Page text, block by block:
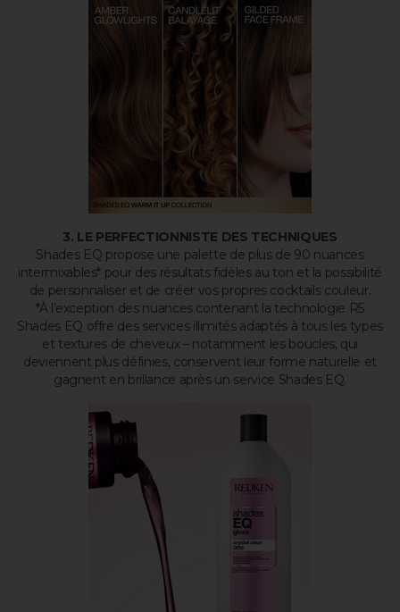
3. LE PERFECTIONNISTE DES TECHNIQUES
Shades EQ propose une palette de plus de 90 nuances
intermixables* pour des résultats fidèles au ton et la possibilité
de personnaliser et de créer vos propres cocktails couleur.
*À l’exception des nuances contenant la technologie R5
Shades EQ offre des services illimités adaptés à tous les types
et textures de cheveux – notamment les boucles, qui
deviennent plus définies, conservent leur forme naturelle et
gagnent en brillance après un service Shades EQ.